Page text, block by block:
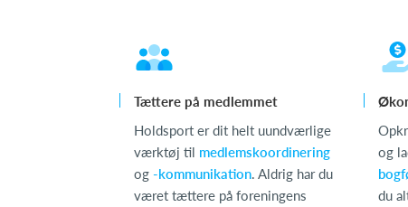
Tættere på medlemmet
Holdsport er dit helt uundværlige
værktøj til medlemskoordinering
og -kommunikation. Aldrig har du
været tættere på foreningens
og
du